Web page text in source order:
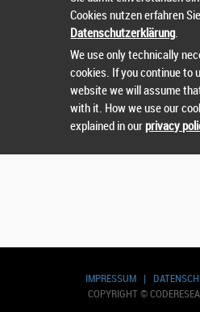
IMPRESSUM|
COPYRIGHT ©
Cookies nutzen erfahren
Datenschutzerklärung.
We use only technically
cookies. If you continue to
website we will assume
with it. How we use our
explained in ourprivacy